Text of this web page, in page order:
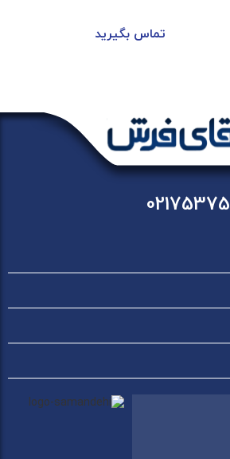
تماس بگیرید
02175375